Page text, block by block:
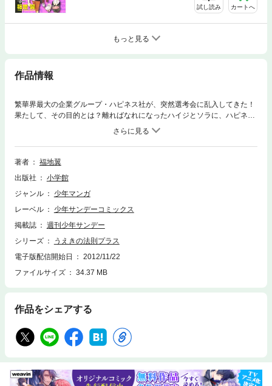
試し読み カートへ
もっと見る
作品情報
繁華界最大の企業グループ・ハピネス社が、突然選考会に乱入してきた！
果たして、その目的とは？離ればなれになったハイジとソラに、ハピネス
社のエージェントたちが襲いかかる！！
著者
福地翼
出版社
小学館
ジャンル
少年マンガ
レーベル
少年サンデーコミックス
掲載誌
週刊少年サンデー
シリーズ
うえきの法則プラス
電子版配信開始日
2012/11/22
ファイルサイズ
34.37 MB
作品をシェアする